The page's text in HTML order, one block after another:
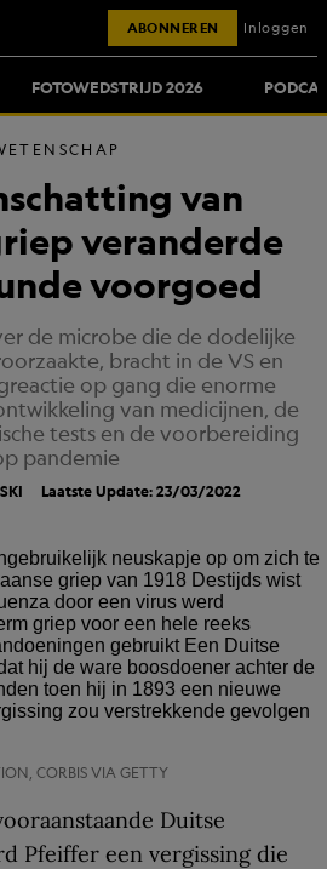
FOTOWEDSTRIJD 2026
ABONNEREN Inloggen
van
veranderde
voorgoed
de microbe die de dodelijke
bracht in de VS en
op gang die enorme
van medicijnen, de
tests en de voorbereiding
pandemie
Laatste Update: 23/03/2022
CORBIS VIA GETTY
Duitse
Pfeiffer een vergissing die